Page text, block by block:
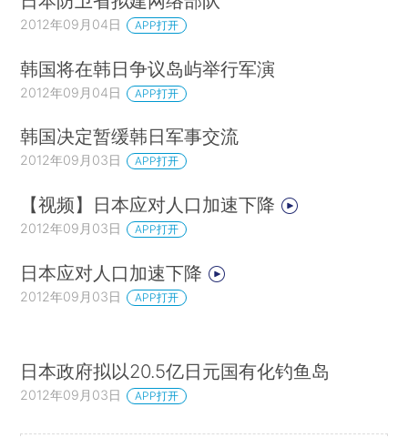
2012年09月04日 APP打开
韩国将在韩日争议岛屿举行军演
2012年09月04日 APP打开
韩国决定暂缓韩日军事交流
2012年09月03日 APP打开
【视频】日本应对人口加速下降
2012年09月03日 APP打开
日本应对人口加速下降
2012年09月03日 APP打开
日本政府拟以20.5亿日元国有化钓鱼岛
2012年09月03日 APP打开